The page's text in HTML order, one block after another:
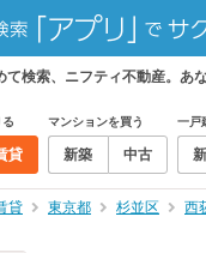
検索、ニフティ不動産。あ
貸
マンションを買う
新築 中古
一戸
貸 東京都 杉並区 西